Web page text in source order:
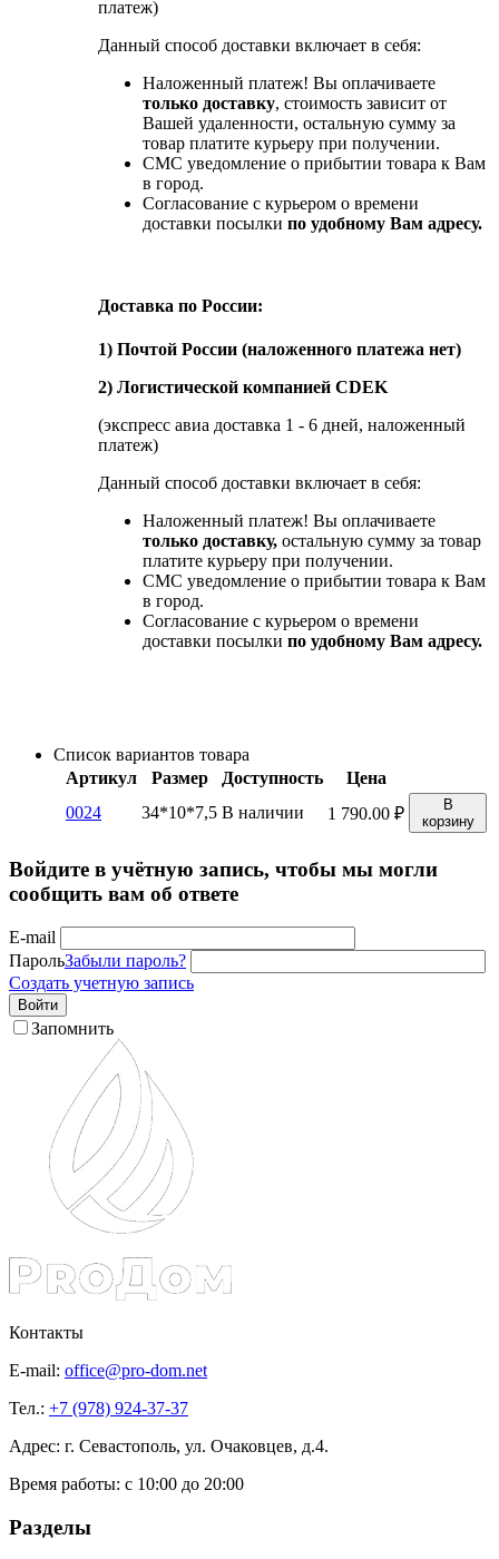
платеж)
Данный способ доставки включает в себя:
Наложенный платеж! Вы оплачиваете
только доставку, стоимость зависит от
Вашей удаленности, остальную сумму за
товар платите курьеру при получении.
СМС уведомление о прибытии товара к Вам
в город.
Согласование с курьером о времени
доставки посылки по удобному Вам адресу.
Доставка по России:
1) Почтой России (наложенного платежа нет)
2) Логистической компанией CDEK
(экспресс авиа доставка 1 - 6 дней, наложенный
платеж)
Данный способ доставки включает в себя:
Наложенный платеж! Вы оплачиваете
только доставку, остальную сумму за товар
платите курьеру при получении.
СМС уведомление о прибытии товара к Вам
в город.
Согласование с курьером о времени
доставки посылки по удобному Вам адресу.
Список вариантов товара
Артикул
Размер Доступность
Цена
0024
34*10*7,5 В наличии 1 790.00 ₽
В
корзину
Войдите в учётную запись, чтобы мы могли
сообщить вам об ответе
E-mail
ПарольЗабыли пароль?
Создать учетную запись
Войти
Запомнить
Контакты
E-mail: office@pro-dom.net
Тел.: +7 (978) 924-37-37
Адрес: г. Севастополь, ул. Очаковцев, д.4.
Время работы: с 10:00 до 20:00
Разделы